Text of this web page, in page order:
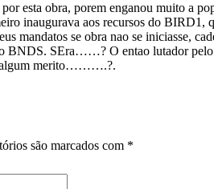
esta obra, porem enganou muito a
inaugurava aos recursos do
mandatos se obra nao se iniciasse,
BNDS. SEra……? O entao lutador
algum merito……….?.
são marcados com *